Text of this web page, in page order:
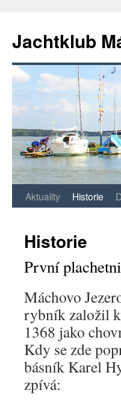
Jachtklub
Přejít
obsahu
webu
Aktuality Historie
Historie
První
Máchovo
rybník založil
1368 jako
Kdy se zde
básník Karel
zpívá: